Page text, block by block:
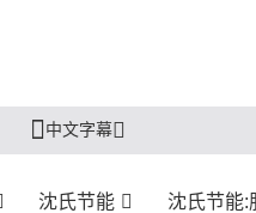
中文字幕
沈氏节能 沈氏节能: